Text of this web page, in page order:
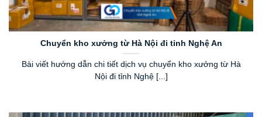
Chuyển kho xưởng từ Hà Nội đi tỉnh Nghệ An
Bài viết hướng dẫn chi tiết dịch vụ chuyển kho xưởng từ Hà
Nội đi tỉnh Nghệ [...]